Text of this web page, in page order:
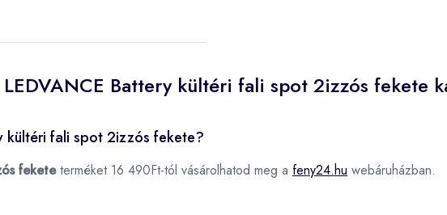
Battery kültéri fali spot 2izzós fekete
kültéri fali spot 2izzós fekete?
feketeterméket 16 490Ft-tól vásárolhatod meg a feny24.hu webáruházban.